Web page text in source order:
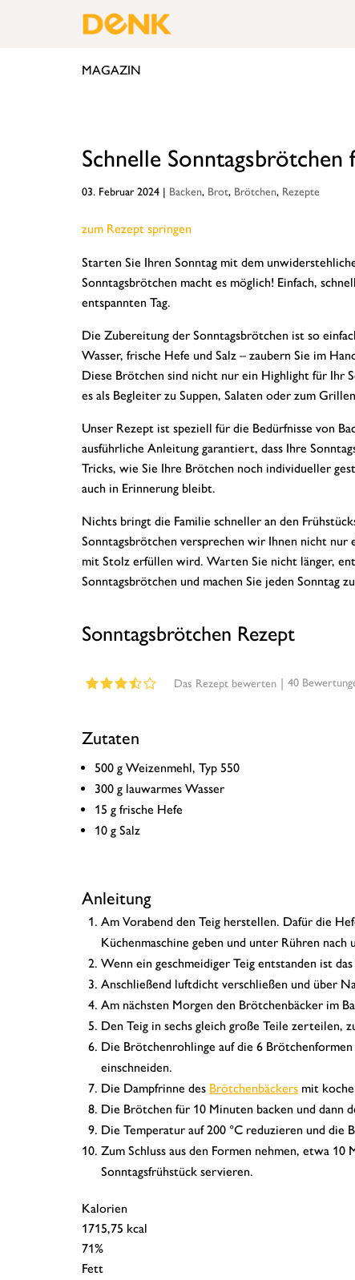
MAGAZIN
Schnelle
03. Februar 2024 | Backen, Brot, Brötchen, Rezepte
zum Rezept springen
Starten Sie Ihren Sonntag mit dem
Sonntagsbrötchen macht es möglich! Einfach,
entspannten Tag.
Die Zubereitung der Sonntagsbrötchen ist so
Wasser, frische Hefe und Salz – zaubern Sie im
Diese Brötchen sind nicht nur ein Highlight für Ihr
es als Begleiter zu Suppen, Salaten oder zum
Unser Rezept ist speziell für die Bedürfnisse von
ausführliche Anleitung garantiert, dass Ihre
Tricks, wie Sie Ihre Brötchen noch individueller
auch in Erinnerung bleibt.
Nichts bringt die Familie schneller an den
Sonntagsbrötchen versprechen wir Ihnen nicht nur
mit Stolz erfüllen wird. Warten Sie nicht länger,
Sonntagsbrötchen und machen Sie jeden Sonntag
Sonntagsbrötchen Rezept
Das Rezept bewerten | 40
Zutaten
500 g Weizenmehl, Typ 550
300 g lauwarmes Wasser
15 g frische Hefe
10 g Salz
Anleitung
Am Vorabend den Teig herstellen. Dafür die
Küchenmaschine geben und unter Rühren
Wenn ein geschmeidiger Teig entstanden ist
Anschließend luftdicht verschließen und über
Am nächsten Morgen den Brötchenbäcker im
Den Teig in sechs gleich große Teile zerteilen,
Die Brötchenrohlinge auf die 6
einschneiden.
Die Dampfrinne des Brötchenbäckers mit
Die Brötchen für 10 Minuten backen und dann
Die Temperatur auf 200 °C reduzieren und
Zum Schluss aus den Formen nehmen, etwa
Sonntagsfrühstück servieren.
Kalorien
1715,75 kcal
71%
Fett